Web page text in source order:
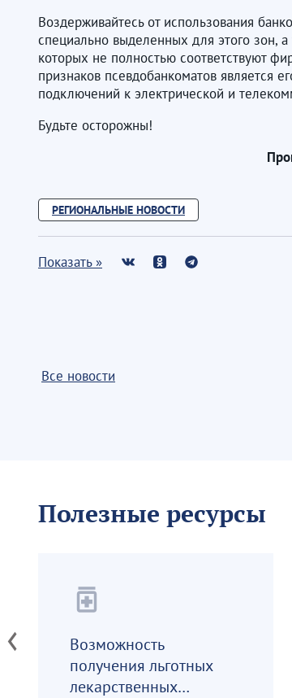
Воздерживайтесь от использования
специально выделенных для этого зон,
которых не полностью соответствуют
признаков псевдобанкоматов является
подключений к электрической и
Будьте осторожны!
РЕГИОНАЛЬНЫЕ НОВОСТИ
Показать »
Все новости
Полезные ресурсы
medication
Возможность
получения льготных
лекарственных